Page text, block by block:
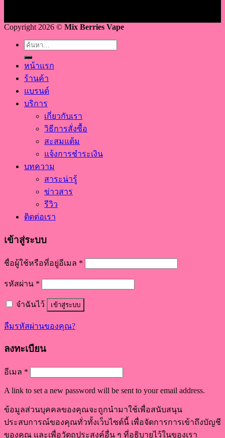
Copyright 2026 © Mix Berries Vape
ค้นหา:
หน้าแรก
ร้านค้า
แบรนด์
บริการ
เกี่ยวกับเรา
วิธีการสั่งซื้อ
สะสมแต้ม
แจ้งการชำระเงิน
บทความ
สาระน่ารู้
ข่าวสาร
รีวิว
ติดต่อเรา
เข้าสู่ระบบ
ชื่อผู้ใช้หรือที่อยู่อีเมล *
รหัสผ่าน *
จำฉันไว้ เข้าสู่ระบบ
ลืมรหัสผ่านของคุณ?
ลงทะเบียน
อีเมล *
A link to set a new password will be sent to your email address.
ข้อมูลส่วนบุคคลของคุณจะถูกนำมาใช้เพื่อสนับสนุน
ประสบการณ์ของคุณทั่วทั้งเว็บไซต์นี้ เพื่อจัดการการเข้าถึงบัญชี
ของคุณ และเพื่อวัตถุประสงค์อื่น ๆ ที่อธิบายไว้ในของเรา